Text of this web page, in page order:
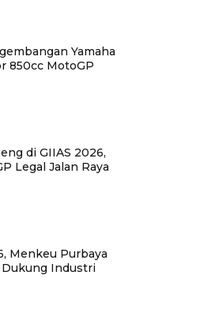
Yamaha
850cc MotoGP
di GIIAS 2026,
Legal Jalan Raya
Menkeu Purbaya
Industri